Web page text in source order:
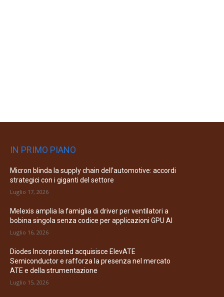
IN PRIMO PIANO
Micron blinda la supply chain dell’automotive: accordi
strategici con i giganti del settore
Luglio 17, 2026
Melexis amplia la famiglia di driver per ventilatori a
bobina singola senza codice per applicazioni GPU AI
Luglio 16, 2026
Diodes Incorporated acquisisce ElevATE
Semiconductor e rafforza la presenza nel mercato
ATE e della strumentazione
Luglio 15, 2026